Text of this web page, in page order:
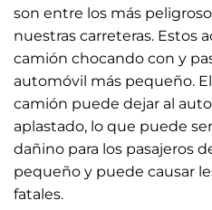
son entre los más
nuestras carreteras. Estos
camión chocando con y
automóvil más pequeño.
camión puede dejar al
aplastado, lo que puede
dañino para los pasajeros
pequeño y puede causar
fatales.